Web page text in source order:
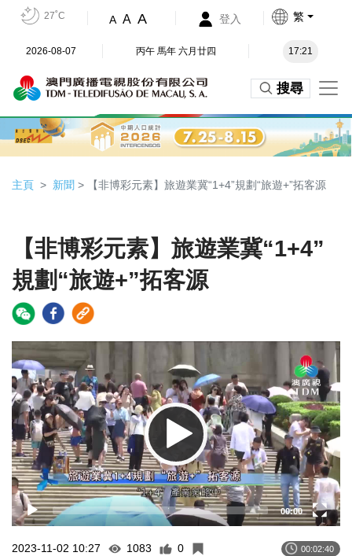
27˚C A A A 登入 繁
2026-08-07 丙午 馬年 六月廿四 17:21
搜尋
主頁 新聞 > 【非博彩元素】旅遊業冀“1+4”規劃“旅遊+”拓客源
【非博彩元素】旅遊業冀“1+4”
規劃“旅遊+”拓客源
Video
Player
00:00
2023-11-02 10:27 1083 0 00:02:40